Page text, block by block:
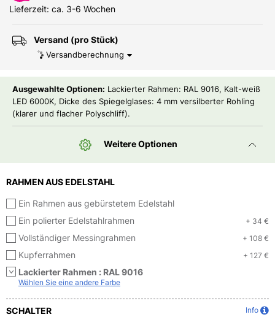
Lieferzeit: ca. 3-6 Wochen
Versand (pro Stück)
Versandberechnung
Ausgewahlte Optionen: Lackierter Rahmen: RAL 9016, Kalt-weiß
LED 6000K, Dicke des Spiegelglases: 4 mm versilberter Rohling
(klarer und flacher Polyschliff).
Weitere Optionen
RAHMEN AUS EDELSTAHL
Ein Rahmen aus gebürstetem Edelstahl
Ein polierter Edelstahlrahmen
+ 34 €
Vollständiger Messingrahmen + 108 €
Kupferrahmen + 127 €
Lackierter Rahmen : RAL 9016
Wählen Sie eine andere Farbe
SCHALTER Info